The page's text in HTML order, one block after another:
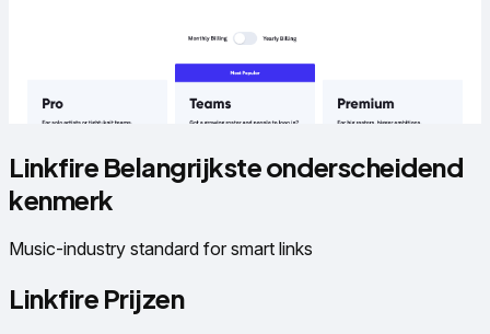
Linkfire Belangrijkste onderscheidend
kenmerk
Music-industry standard for smart links
Linkfire Prijzen